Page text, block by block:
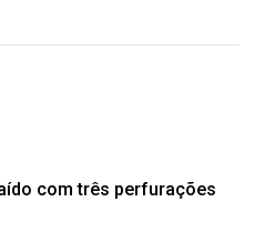
com três perfurações